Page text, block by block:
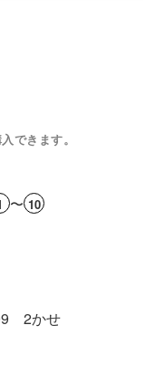
できます。
〜 10
2かせ